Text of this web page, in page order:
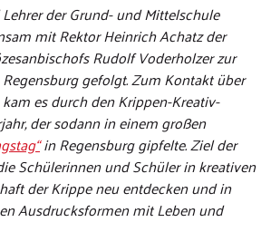
der Grund- und Mittelschule
mit Rektor Heinrich Achatz der
Rudolf Voderholzer zur
gefolgt. Zum Kontakt über
es durch den Krippen-Kreativ-
der sodann in einem großen
in Regensburg gipfelte. Ziel der
Schülerinnen und Schüler in kreativen
der Krippe neu entdecken und in
Ausdrucksformen mit Leben und